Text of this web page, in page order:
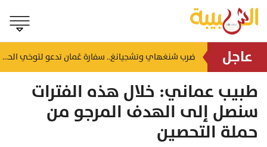
عاجل صعود المؤشر وقيمة التداولات تتجاوز 46 مليون ريال.. ملخص تداولات بورصة مسقط اليوم منذ ١٧ ساعة ضرب شنغهاي وتشجيانغ.. سفارة عُمان تدعو لتوخي الحيطة إثر إعصار مداري بالصين
طبيب عماني: خلال هذه الفترات
سنصل إلى الهدف المرجو من
حملة التحصين